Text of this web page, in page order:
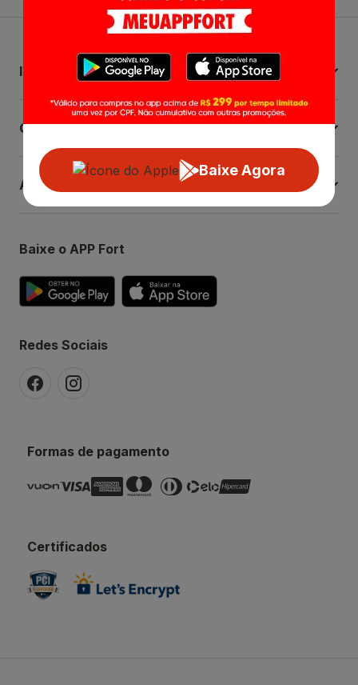
Baixe Agora
Institucional
Central de Ajuda
Atendimento
Baixe o APP Fort
Redes Sociais
Formas de pagamento
Certificados